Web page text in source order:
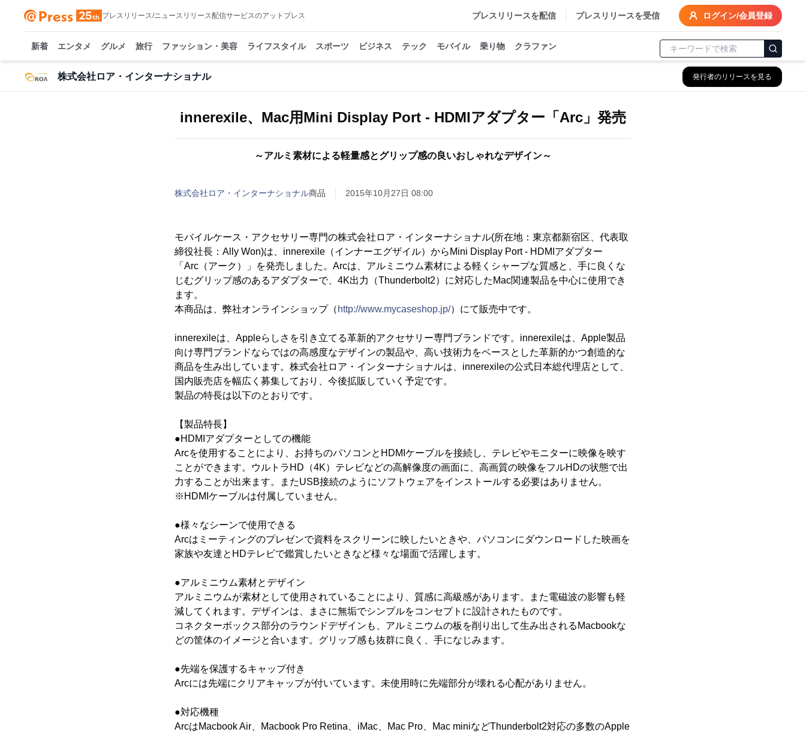
プレスリリース/ニュースリリース配信サービスのアットプレス プレスリリースを配信 プレスリリースを受信 ログイン/会員登録
新着 エンタメ グルメ 旅行 ファッション・美容 ライフスタイル スポーツ ビジネス テック モバイル 乗り物 クラファン
株式会社ロア・インターナショナル 発行者のリリースを見る
innerexile、Mac用Mini Display Port - HDMIアダプター「Arc」発売
～アルミ素材による軽量感とグリップ感の良いおしゃれなデザイン～
株式会社ロア・インターナショナル商品 2015年10月27日 08:00
モバイルケース・アクセサリー専門の株式会社ロア・インターナショナル(所在地：東京都新宿区、代表取
締役社長：Ally Won)は、innerexile（インナーエグザイル）からMini Display Port - HDMIアダプター
「Arc（アーク）」を発売しました。Arcは、アルミニウム素材による軽くシャープな質感と、手に良くな
じむグリップ感のあるアダプターで、4K出力（Thunderbolt2）に対応したMac関連製品を中心に使用でき
ます。
本商品は、弊社オンラインショップ（ http://www.mycaseshop.jp/）にて販売中です。
innerexileは、Appleらしさを引き立てる革新的アクセサリー専門ブランドです。innerexileは、Apple製品
向け専門ブランドならではの高感度なデザインの製品や、高い技術力をベースとした革新的かつ創造的な
商品を生み出しています。株式会社ロア・インターナショナルは、innerexileの公式日本総代理店として、
国内販売店を幅広く募集しており、今後拡販していく予定です。
製品の特長は以下のとおりです。
【製品特長】
●HDMIアダプターとしての機能
Arcを使用することにより、お持ちのパソコンとHDMIケーブルを接続し、テレビやモニターに映像を映す
ことができます。ウルトラHD（4K）テレビなどの高解像度の画面に、高画質の映像をフルHDの状態で出
力することが出来ます。またUSB接続のようにソフトウェアをインストールする必要はありません。
※HDMIケーブルは付属していません。
●様々なシーンで使用できる
Arcはミーティングのプレゼンで資料をスクリーンに映したいときや、パソコンにダウンロードした映画を
家族や友達とHDテレビで鑑賞したいときなど様々な場面で活躍します。
●アルミニウム素材とデザイン
アルミニウムが素材として使用されていることにより、質感に高級感があります。また電磁波の影響も軽
減してくれます。デザインは、まさに無垢でシンプルをコンセプトに設計されたものです。
コネクターボックス部分のラウンドデザインも、アルミニウムの板を削り出して生み出されるMacbookな
どの筐体のイメージと合います。グリップ感も抜群に良く、手になじみます。
●先端を保護するキャップ付き
Arcには先端にクリアキャップが付いています。未使用時に先端部分が壊れる心配がありません。
●対応機種
ArcはMacbook Air、Macbook Pro Retina、iMac、Mac Pro、Mac miniなどThunderbolt2対応の多数のApple